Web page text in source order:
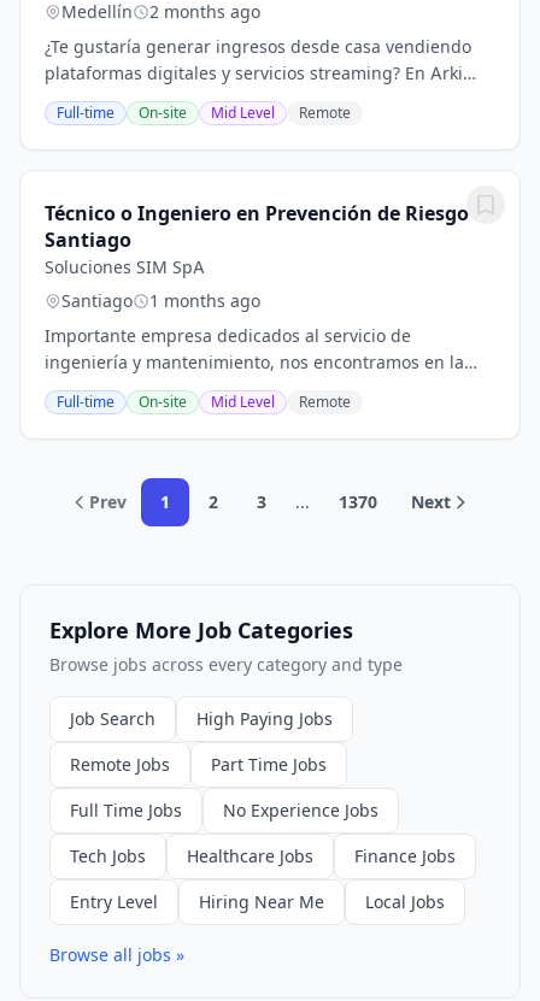
Medellín
2 months ago
¿Te gustaría generar ingresos desde casa vendiendo
plataformas digitales y servicios streaming? En Arki
Streaming Colombia estamos buscando personas con
ganas de emprender, vender y crecer...
Full-time On-site Mid Level Remote
Técnico o Ingeniero en Prevención de Riesgo -
Santiago
Soluciones SIM SpA
Santiago
1 months ago
Importante empresa dedicados al servicio de
ingeniería y mantenimiento, nos encontramos en la
búsqueda de Técnico o Ingeniero Prevención de
Riesgos para Rubro Retail. - Sueldo Líquido Ofrecido:...
Full-time On-site Mid Level Remote
Prev 1 2 3 ... 1370 Next
Explore More Job Categories
Browse jobs across every category and type
Job Search High Paying Jobs
Remote Jobs Part Time Jobs
Full Time Jobs No Experience Jobs
Tech Jobs Healthcare Jobs Finance Jobs
Entry Level Hiring Near Me Local Jobs
Browse all jobs »